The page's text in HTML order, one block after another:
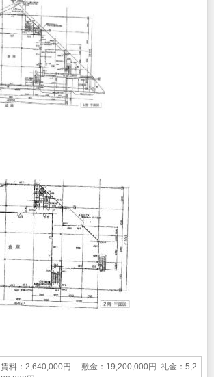
賃料：2,640,000円 敷金：19,200,000円 礼金：5,2